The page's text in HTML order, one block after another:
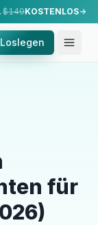
Team. $149KOSTENLOS
Loslegen
für